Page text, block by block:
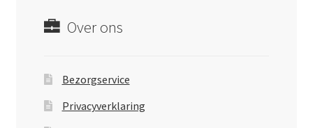
Over ons
Bezorgservice
Privacyverklaring